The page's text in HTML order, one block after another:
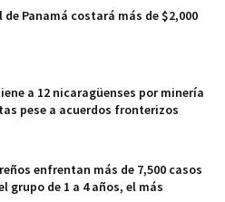
de Panamá costará más de $2,000
a 12 nicaragüenses por minería
pese a acuerdos fronterizos
enfrentan más de 7,500 casos
grupo de 1 a 4 años, el más